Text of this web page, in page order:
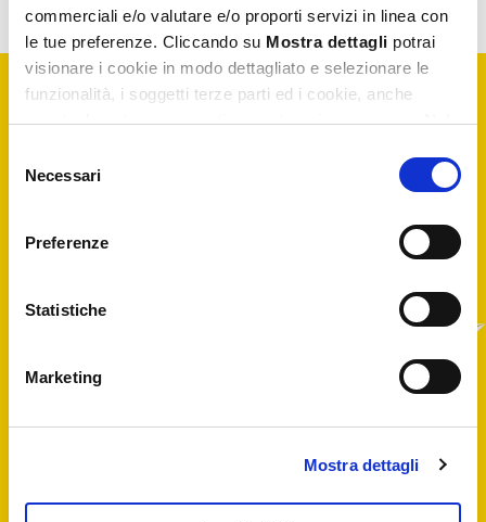
commerciali e/o valutare e/o proporti servizi in linea con
le tue preferenze. Cliccando su Mostra dettagli potrai
visionare i cookie in modo dettagliato e selezionare le
funzionalità, i soggetti terze parti ed i cookie, anche
eventualmente raggruppati per categorie omogenee. Nel
Privacy e Cookie Policy,
dove potrai avere maggiori
informazioni e modificare le tue scelte. Potrai verificare e
modificare i tuoi consensi anche cliccando sul simbolo
della graffetta presente su ogni pagina
delNecessari
Preferenze
Statistiche
Marketing
Mostra dettagli
newsletter
10% di sconto
sul tuo primo acquisto
informativa privacy
sottoscrittori newsletter
marketing e promozionale
indagini sulla soddisfazione del cliente